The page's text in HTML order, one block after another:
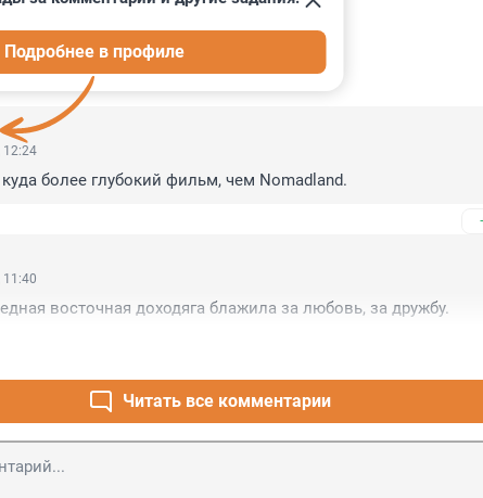
3
Подробнее в профиле
12:24
более глубокий фильм, чем Nomadland.
11:40
восточная доходяга блажила за любовь, за дружбу.
Читать все комментарии